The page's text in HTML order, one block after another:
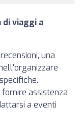
di viaggi a
una
assistenza
a eventi